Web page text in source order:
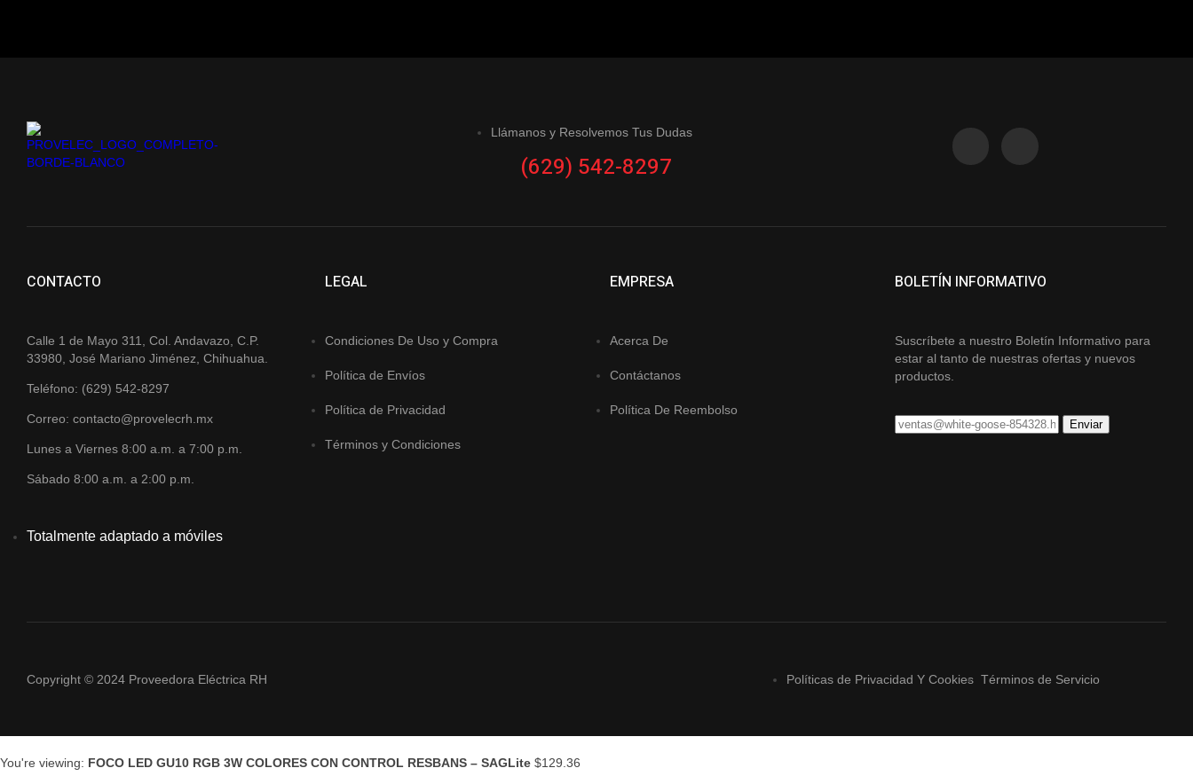
Llámanos y Resolvemos Tus Dudas
(629) 542-8297
CONTACTO
Calle 1 de Mayo 311, Col. Andavazo, C.P.
33980, José Mariano Jiménez, Chihuahua.
Teléfono: (629) 542-8297
Correo: contacto@provelecrh.mx
Lunes a Viernes 8:00 a.m. a 7:00 p.m.
Sábado 8:00 a.m. a 2:00 p.m.
Totalmente adaptado a móviles
LEGAL
Condiciones De Uso y Compra
Política de Envíos
Política de Privacidad
Términos y Condiciones
EMPRESA
Acerca De
Contáctanos
Política De Reembolso
BOLETÍN INFORMATIVO
Suscríbete a nuestro Boletín Informativo para
estar al tanto de nuestras ofertas y nuevos
productos.
Copyright © 2024 Proveedora Eléctrica RH Políticas de Privacidad Y Cookies Términos de Servicio
You're viewing: FOCO LED GU10 RGB 3W COLORES CON CONTROL RESBANS – SAGLite $129.36